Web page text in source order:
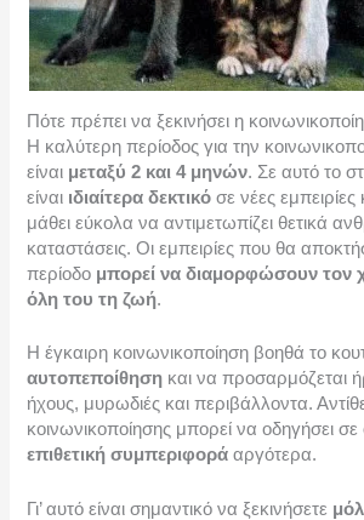
Πότε πρέπει να ξεκινήσει η
Η καλύτερη περίοδος για την
είναι μεταξύ 2 και 4 μηνών. Σε αυτό το
είναι ιδιαίτερα δεκτικό σε νέες εμπειρίες
μάθει εύκολα να αντιμετωπίζει θετικά
καταστάσεις. Οι εμπειρίες που θα
περίοδο μπορεί να διαμορφώσουν τον
όλη του τη ζωή.
Η έγκαιρη κοινωνικοποίηση βοηθά το
αυτοπεποίθηση και να προσαρμόζεται
ήχους, μυρωδιές και περιβάλλοντα.
κοινωνικοποίησης μπορεί να οδηγήσει σε
επιθετική συμπεριφορά αργότερα.
Γι’ αυτό είναι σημαντικό να ξεκινήσετε